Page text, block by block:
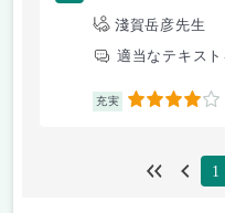
淺賀岳彦先生
適当なテキス
充実 4
1